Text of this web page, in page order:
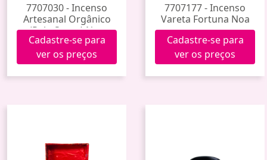
7707030 - Incenso
Artesanal Orgânico
(Palo Santo) Noa
Cadastre-se para
ver os preços
7707177 - Incenso
Vareta Fortuna Noa
Cadastre-se para
ver os preços